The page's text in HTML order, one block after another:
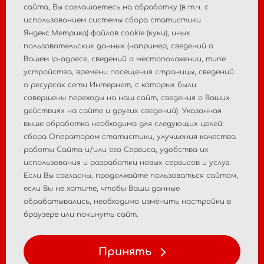
Главная О компании
Регистрация МИ
Пострегистрационный
мониторинг
Аналитические
исследования рынка
Консалтинговые услуги
Политика
конфиденциальности
Политика персональных
данных
Условия использования
материалов
cайта, Вы соглашаетесь на обработку (в т.ч. с
использованием системы сбора статистики
Яндекс.Метрика) файлов cookie (куки), иных
пользовательских данных (например, сведений о
Вашем ip-адресе, сведений о местоположении, типе
устройства, времени посещения страницы, сведений
о ресурсах сети Интернет, с которых были
совершены переходы на наш сайт, сведения о Ваших
действиях на сайте и других сведений). Указанная
выше обработка необходима для следующих целей:
сбора Оператором статистики, улучшения качества
работы Сайта и/или его Сервиса, удобства их
использования и разработки новых сервисов и услуг.
Если Вы согласны, продолжайте пользоваться сайтом,
если Вы не хотите, чтобы Ваши данные
обрабатывались, необходимо изменить настройки в
браузере или покинуть сайт.
Принять